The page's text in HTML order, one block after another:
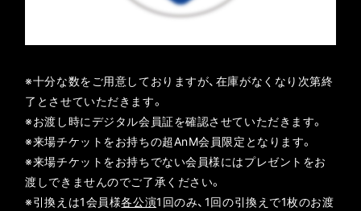
※十分な数をご用意しておりますが、在庫がなくなり次第終
了とさせていただきます。
※お渡し時にデジタル会員証を確認させていただきます。
※来場チケットをお持ちの超AnM会員限定となります。
※来場チケットをお持ちでない会員様にはプレゼントをお
渡しできませんのでご了承ください。
※引換えは1会員様各公演1回のみ、1回の引換えで1枚のお渡